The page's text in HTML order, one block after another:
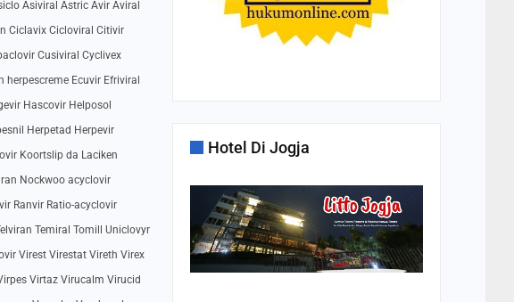
Asiviral Astric Avir Aviral
Ciclavix Cicloviral Citivir
Cusiviral Cyclivex
Ecuvir Efriviral
Hascovir Helposol
Herpetad Herpevir
Koortslip da Laciken
Nockwoo acyclovir
Ranvir Ratio-acyclovir
Temiral Tomill Uniclovyr
Virest Virestat Vireth Virex
Virtaz Virucalm Virucid
Hotel Di Jogja